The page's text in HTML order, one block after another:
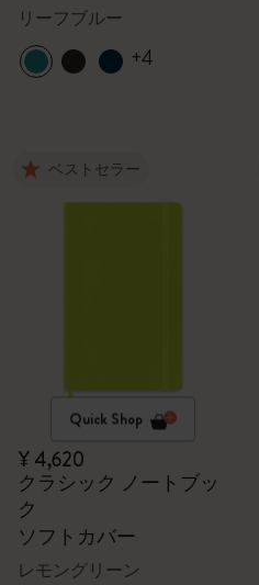
リーフブルー
+4
ベストセラー
Quick Shop
¥ 4,620
クラシック ノートブッ
ク
ソフトカバー
レモングリーン